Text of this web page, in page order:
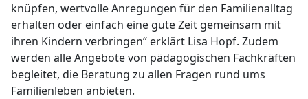
knüpfen, wertvolle Anregungen für den Familienalltag
erhalten oder einfach eine gute Zeit gemeinsam mit
ihren Kindern verbringen“ erklärt Lisa Hopf. Zudem
werden alle Angebote von pädagogischen Fachkräften
begleitet, die Beratung zu allen Fragen rund ums
Familienleben anbieten.